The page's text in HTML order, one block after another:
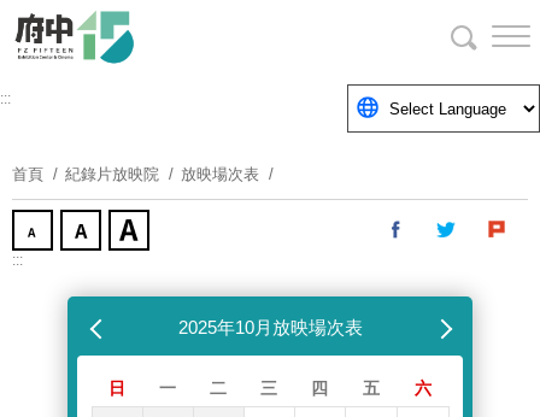
要
塊
:::
首頁 紀錄片放映院 放映場次表
:::
2025年10月放映場次表下個月
日 一 二 三 四 五 六